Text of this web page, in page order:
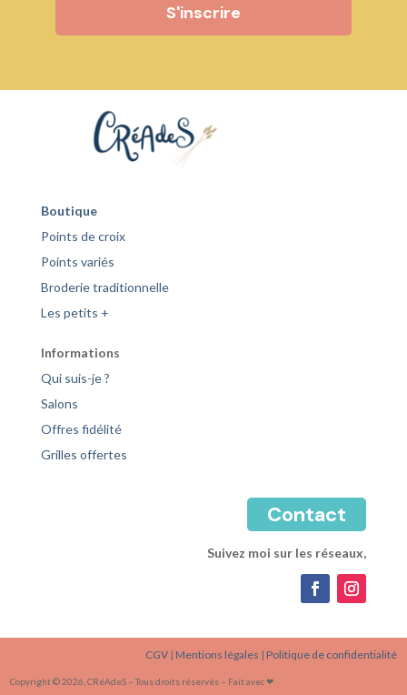
S'inscrire
Boutique
Points de croix
Points variés
Broderie traditionnelle
Les petits +
Informations
Qui suis-je ?
Salons
Offres fidélité
Grilles offertes
Contact
Suivez moi sur les réseaux,
CGV| Mentions légales | Politique de confidentialité
Copyright © 2026, CRéAdeS – Tous droits réservés – Fait avec ❤